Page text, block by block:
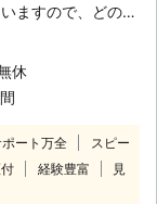
ますので、どの地
様でも迅速に対応
でお電話を受け付
も早朝でもお客
みをお聞きしま
休
ート万全
スピー
経験豊富
見